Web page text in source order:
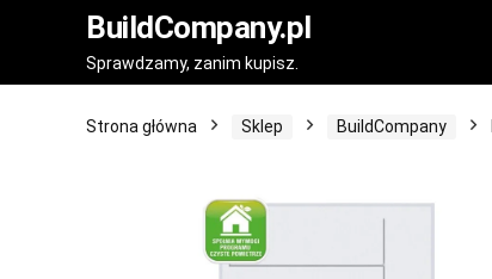
BuildCompany.pl
Sprawdzamy, zanim kupisz.
Strona główna Sklep BuildCompany